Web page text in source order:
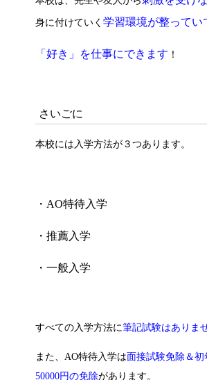
身に付けていく 学習環境が整ってい
「好き」を仕事にできます ！
さいごに
本校には入学方法が３つあります。
・AO特待入学
・推薦入学
・一般入学
すべての入学方法に筆記試験はありま
また、AO特待入学は面接試験免除＆初
50000円の免除があります。